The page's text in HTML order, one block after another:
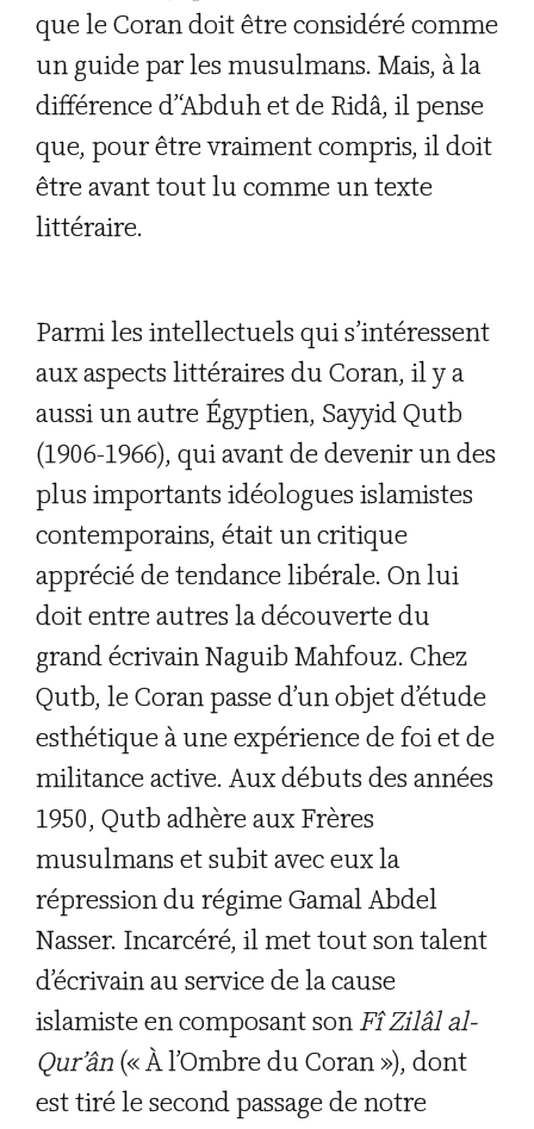
que le Coran doit être considéré comme
un guide par les musulmans. Mais, à la
différence d’‘Abduh et de Ridâ, il pense
que, pour être vraiment compris, il doit
être avant tout lu comme un texte
littéraire.
Parmi les intellectuels qui s’intéressent
aux aspects littéraires du Coran, il y a
aussi un autre Égyptien, Sayyid Qutb
(1906-1966), qui avant de devenir un des
plus importants idéologues islamistes
contemporains, était un critique
apprécié de tendance libérale. On lui
doit entre autres la découverte du
grand écrivain Naguib Mahfouz. Chez
Qutb, le Coran passe d’un objet d’étude
esthétique à une expérience de foi et de
militance active. Aux débuts des années
1950, Qutb adhère aux Frères
musulmans et subit avec eux la
répression du régime Gamal Abdel
Nasser. Incarcéré, il met tout son talent
d’écrivain au service de la cause
islamiste en composant son Fî Zilâl al-
Qur’ân (« À l’Ombre du Coran »), dont
est tiré le second passage de notre